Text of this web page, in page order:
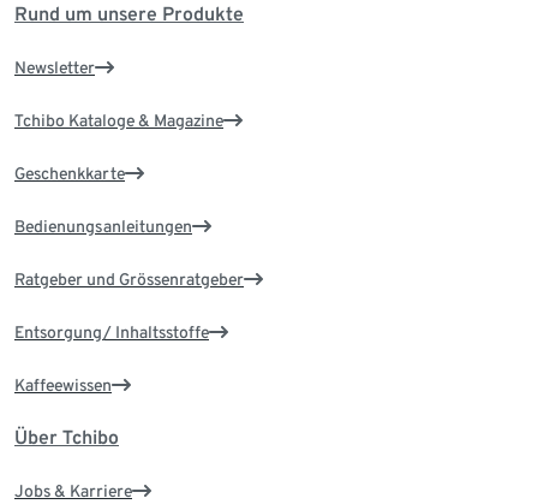
Rund um unsere Produkte
Newsletter
Tchibo Kataloge & Magazine
Geschenkkarte
Bedienungsanleitungen
Ratgeber und Grössenratgeber
Entsorgung/ Inhaltsstoffe
Kaffeewissen
Über Tchibo
Jobs & Karriere